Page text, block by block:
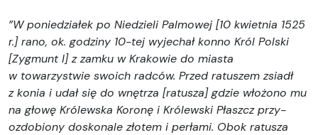
”W poniedziałek po Niedzieli Palmowej [10 kwietnia 1525
r.] rano, ok. godziny 10-tej wyjechał konno Król Polski
[Zygmunt I] z zamku w Krakowie do miasta
w towarzystwie swoich radców. Przed ratuszem zsiadł
z konia i udał się do wnętrza [ratusza] gdzie włożono mu
na głowę Królewska Koronę i Królewski Płaszcz przy­
ozdobiony doskonale złotem i perłami. Obok ratusza